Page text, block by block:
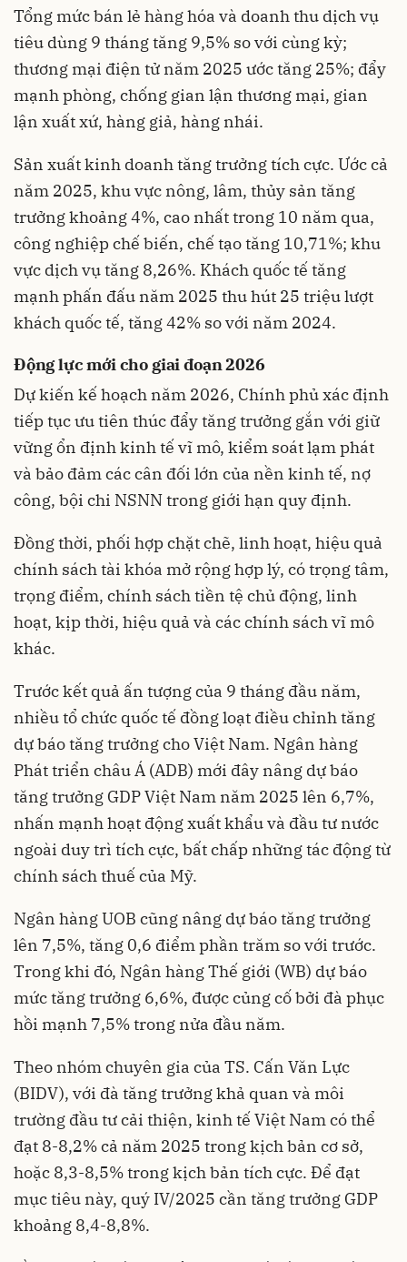
Tổng mức bán lẻ hàng hóa và doanh thu dịch vụ
tiêu dùng 9 tháng tăng 9,5% so với cùng kỳ;
thương mại điện tử năm 2025 ước tăng 25%; đẩy
mạnh phòng, chống gian lận thương mại, gian
lận xuất xứ, hàng giả, hàng nhái.
Sản xuất kinh doanh tăng trưởng tích cực. Ước cả
năm 2025, khu vực nông, lâm, thủy sản tăng
trưởng khoảng 4%, cao nhất trong 10 năm qua,
công nghiệp chế biến, chế tạo tăng 10,71%; khu
vực dịch vụ tăng 8,26%. Khách quốc tế tăng
mạnh phấn đấu năm 2025 thu hút 25 triệu lượt
khách quốc tế, tăng 42% so với năm 2024.
Động lực mới cho giai đoạn 2026
Dự kiến kế hoạch năm 2026, Chính phủ xác định
tiếp tục ưu tiên thúc đẩy tăng trưởng gắn với giữ
vững ổn định kinh tế vĩ mô, kiểm soát lạm phát
và bảo đảm các cân đối lớn của nền kinh tế, nợ
công, bội chi NSNN trong giới hạn quy định.
Đồng thời, phối hợp chặt chẽ, linh hoạt, hiệu quả
chính sách tài khóa mở rộng hợp lý, có trọng tâm,
trọng điểm, chính sách tiền tệ chủ động, linh
hoạt, kịp thời, hiệu quả và các chính sách vĩ mô
khác.
Trước kết quả ấn tượng của 9 tháng đầu năm,
nhiều tổ chức quốc tế đồng loạt điều chỉnh tăng
dự báo tăng trưởng cho Việt Nam. Ngân hàng
Phát triển châu Á (ADB) mới đây nâng dự báo
tăng trưởng GDP Việt Nam năm 2025 lên 6,7%,
nhấn mạnh hoạt động xuất khẩu và đầu tư nước
ngoài duy trì tích cực, bất chấp những tác động từ
chính sách thuế của Mỹ.
Ngân hàng UOB cũng nâng dự báo tăng trưởng
lên 7,5%, tăng 0,6 điểm phần trăm so với trước.
Trong khi đó, Ngân hàng Thế giới (WB) dự báo
mức tăng trưởng 6,6%, được củng cố bởi đà phục
hồi mạnh 7,5% trong nửa đầu năm.
Theo nhóm chuyên gia của TS. Cấn Văn Lực
(BIDV), với đà tăng trưởng khả quan và môi
trường đầu tư cải thiện, kinh tế Việt Nam có thể
đạt 8-8,2% cả năm 2025 trong kịch bản cơ sở,
hoặc 8,3-8,5% trong kịch bản tích cực. Để đạt
mục tiêu này, quý IV/2025 cần tăng trưởng GDP
khoảng 8,4-8,8%.